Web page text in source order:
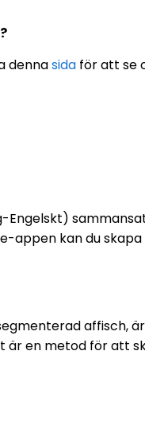
dennasida för att se
Engelskt)
appen kan du
affisch,
är en metod för att